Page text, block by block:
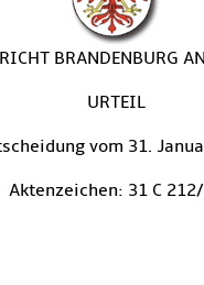
BRANDENBURG
URTEIL
vom 31.
Aktenzeichen: 31 C